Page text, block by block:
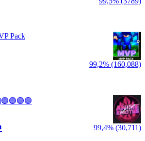
Pack
99,2% (160,088)
99,4% (30,711)